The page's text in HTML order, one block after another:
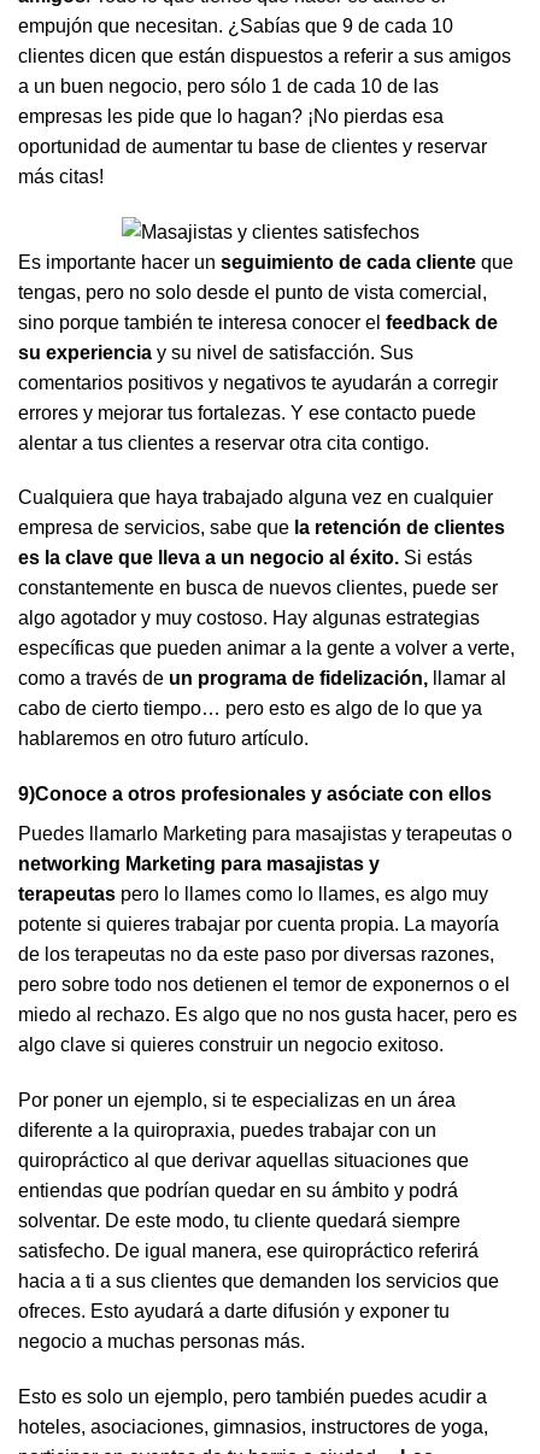
empujón que necesitan. ¿Sabías que 9 de cada 10
clientes dicen que están dispuestos a referir a sus amigos
a un buen negocio, pero sólo 1 de cada 10 de las
empresas les pide que lo hagan? ¡No pierdas esa
oportunidad de aumentar tu base de clientes y reservar
más citas!
Es importante hacer un seguimiento de cada cliente que
tengas, pero no solo desde el punto de vista comercial,
sino porque también te interesa conocer el feedback de
su experiencia y su nivel de satisfacción. Sus
comentarios positivos y negativos te ayudarán a corregir
errores y mejorar tus fortalezas. Y ese contacto puede
alentar a tus clientes a reservar otra cita contigo.
Cualquiera que haya trabajado alguna vez en cualquier
empresa de servicios, sabe que la retención de clientes
es la clave que lleva a un negocio al éxito. Si estás
constantemente en busca de nuevos clientes, puede ser
algo agotador y muy costoso. Hay algunas estrategias
específicas que pueden animar a la gente a volver a verte,
como a través de un programa de fidelización, llamar al
cabo de cierto tiempo… pero esto es algo de lo que ya
hablaremos en otro futuro artículo.
9)Conoce a otros profesionales y asóciate con ellos
Puedes llamarlo Marketing para masajistas y terapeutas o
networking Marketing para masajistas y
terapeutas pero lo llames como lo llames, es algo muy
potente si quieres trabajar por cuenta propia. La mayoría
de los terapeutas no da este paso por diversas razones,
pero sobre todo nos detienen el temor de exponernos o el
miedo al rechazo. Es algo que no nos gusta hacer, pero es
algo clave si quieres construir un negocio exitoso.
Por poner un ejemplo, si te especializas en un área
diferente a la quiropraxia, puedes trabajar con un
quiropráctico al que derivar aquellas situaciones que
entiendas que podrían quedar en su ámbito y podrá
solventar. De este modo, tu cliente quedará siempre
satisfecho. De igual manera, ese quiropráctico referirá
hacia a ti a sus clientes que demanden los servicios que
ofreces. Esto ayudará a darte difusión y exponer tu
negocio a muchas personas más.
Esto es solo un ejemplo, pero también puedes acudir a
hoteles, asociaciones, gimnasios, instructores de yoga,